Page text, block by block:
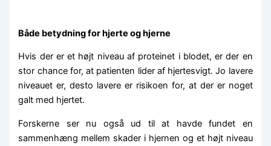
Både betydning for hjerte og hjerne
Hvis der er et højt niveau af proteinet i blodet, er der en
stor chance for, at patienten lider af hjertesvigt. Jo lavere
niveauet er, desto lavere er risikoen for, at der er noget
galt med hjertet.
Forskerne ser nu også ud til at havde fundet en
sammenhæng mellem skader i hjernen og et højt niveau